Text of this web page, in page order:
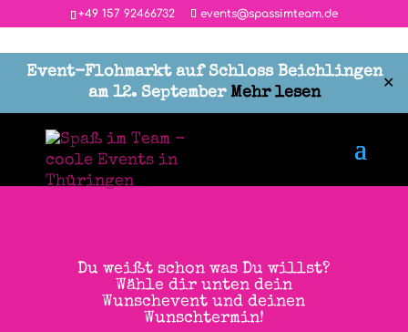
‭+49 157 92466732 events@spassimteam.de
Event-Flohmarkt auf Schloss Beichlingen
am 12. September Mehr lesen ✕
ALLE SPIELE IN WEIMAR
Du weißt schon was Du willst?
Wähle dir unten dein
Wunschevent und deinen
Wunschtermin!